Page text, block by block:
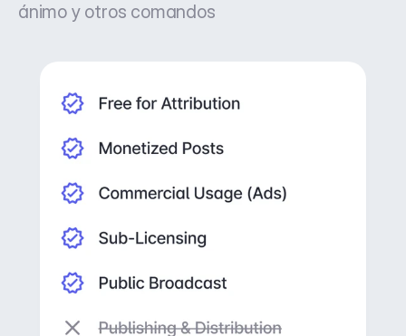
ánimo y otros comandos